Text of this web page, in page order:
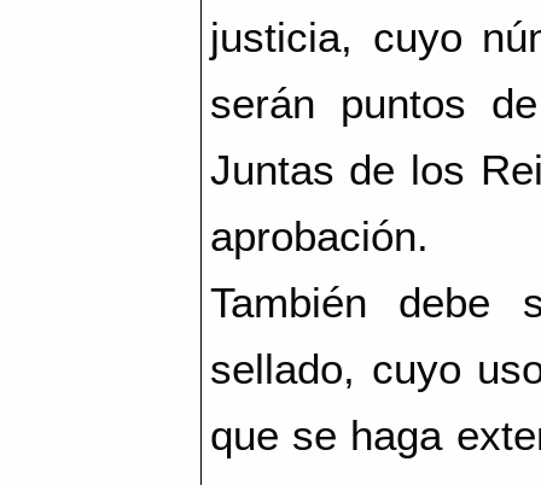
justicia, cuyo
serán puntos
Juntas de los
aprobación.
También debe
sellado, cuyo
que se haga